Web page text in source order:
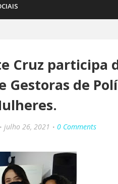
Cruz participa
Gestoras de
julho 26, 2021 0 Comments